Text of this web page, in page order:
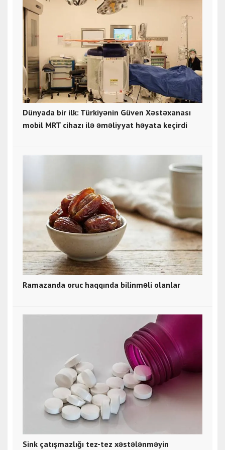
Dünyada bir ilk: Türkiyənin Güven Xəstəxanası
mobil MRT cihazı ilə əməliyyat həyata keçirdi
Ramazanda oruc haqqında bilinməli olanlar
Sink çatışmazlığı tez-tez xəstələnməyin